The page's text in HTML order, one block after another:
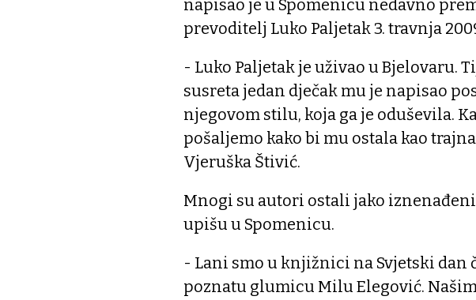
napisao je u Spomenicu nedavno
prevoditelj Luko Paljetak 3. travnja
- Luko Paljetak je uživao u Bjelovaru.
susreta jedan dječak mu je napisao
njegovom stilu, koja ga je oduševila.
pošaljemo kako bi mu ostala kao
Vjeruška Štivić.
Mnogi su autori ostali jako
upišu u Spomenicu.
- Lani smo u knjižnici na Svjetski
poznatu glumicu Milu Elegović.